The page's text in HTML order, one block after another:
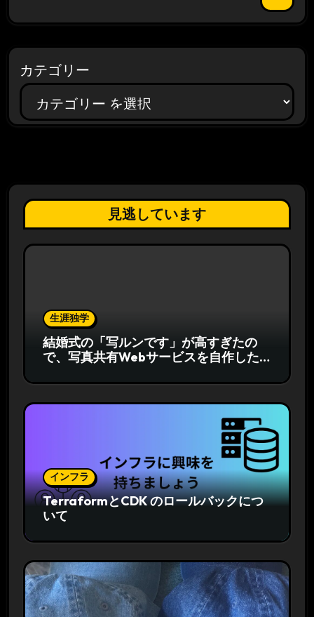
カテゴリー
見逃しています
生涯独学
結婚式の「写ルンです」が高すぎたの
で、写真共有Webサービスを自作した
インフラ
TerraformとCDK のロールバックにつ
いて